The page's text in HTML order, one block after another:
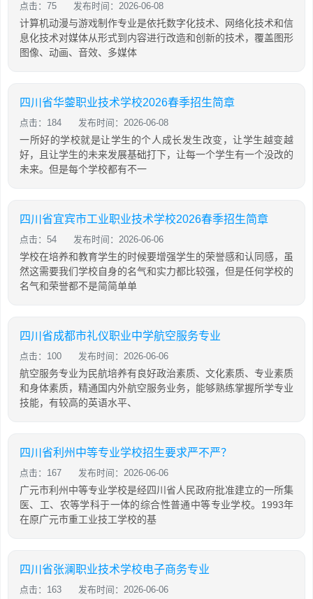
点击：75 发布时间：2026-06-08
计算机动漫与游戏制作专业是依托数字化技术、网络化技术和信
息化技术对媒体从形式到内容进行改造和创新的技术，覆盖图形
图像、动画、音效、多媒体
四川省华蓥职业技术学校2026春季招生简章
点击：184 发布时间：2026-06-08
一所好的学校就是让学生的个人成长发生改变，让学生越变越
好，且让学生的未来发展基础打下，让每一个学生有一个没改的
未来。但是每个学校都有不一
四川省宜宾市工业职业技术学校2026春季招生简章
点击：54 发布时间：2026-06-06
学校在培养和教育学生的时候要增强学生的荣誉感和认同感，虽
然这需要我们学校自身的名气和实力都比较强，但是任何学校的
名气和荣誉都不是简简单单
四川省成都市礼仪职业中学航空服务专业
点击：100 发布时间：2026-06-06
航空服务专业为民航培养有良好政治素质、文化素质、专业素质
和身体素质，精通国内外航空服务业务，能够熟练掌握所学专业
技能，有较高的英语水平、
四川省利州中等专业学校招生要求严不严？
点击：167 发布时间：2026-06-06
广元市利州中等专业学校是经四川省人民政府批准建立的一所集
医、工、农等学科于一体的综合性普通中等专业学校。1993年
在原广元市重工业技工学校的基
四川省张澜职业技术学校电子商务专业
点击：163 发布时间：2026-06-06